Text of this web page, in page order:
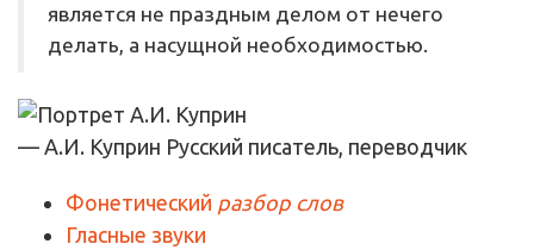
является не праздным делом от нечего
делать, а насущной необходимостью.
— А.И. Куприн Русский писатель, переводчик
Фонетический разбор слов
Гласные звуки